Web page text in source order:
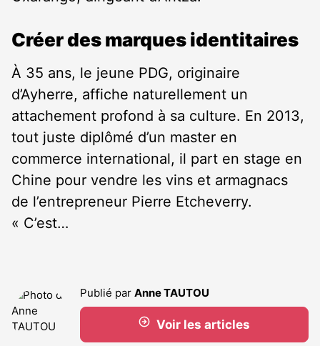
Créer des marques identitaires
À 35 ans, le jeune PDG, originaire
d’Ayherre, affiche naturellement un
attachement profond à sa culture. En 2013,
tout juste diplômé d’un master en
commerce international, il part en stage en
Chine pour vendre les vins et armagnacs
de l’entrepreneur Pierre Etcheverry.
« C’est…
Publié par Anne TAUTOU
Voir les articles